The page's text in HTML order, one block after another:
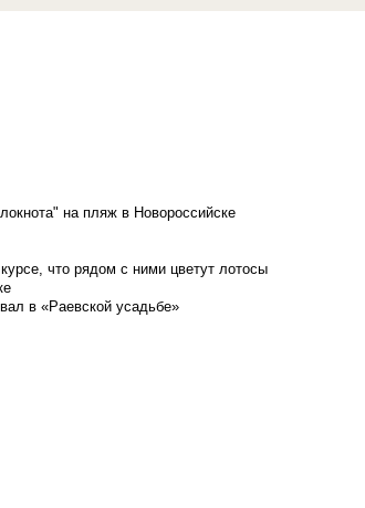
на пляж в Новороссийске
что рядом с ними цветут лотосы
в «Раевской усадьбе»